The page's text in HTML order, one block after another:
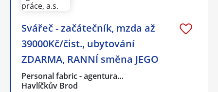
Svářeč - začátečník, mzda až
39000Kč/čist., ubytování
ZDARMA, RANNÍ směna JEGO
Personal fabric - agentura…
Havlíčkův Brod